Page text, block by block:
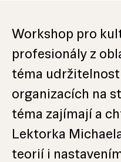
Workshop pro
profesionály z
téma
organizacích na
téma zajímají a
Lektorka
teorií i